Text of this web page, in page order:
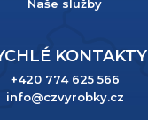
Naše služby
KONTAKTY
+420 774 625 566
info@czvyrobky.cz